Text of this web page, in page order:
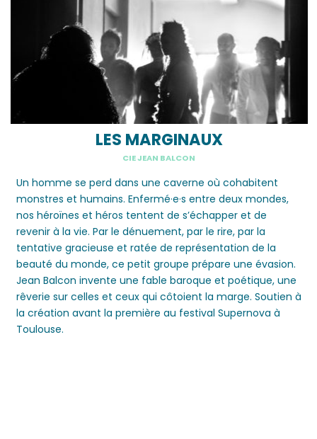
LES MARGINAUX
CIE JEAN BALCON
Un homme se perd dans une caverne où cohabitent
monstres et humains. Enfermé·e·s entre deux mondes,
nos héroïnes et héros tentent de s’échapper et de
revenir à la vie. Par le dénuement, par le rire, par la
tentative gracieuse et ratée de représentation de la
beauté du monde, ce petit groupe prépare une évasion.
Jean Balcon invente une fable baroque et poétique, une
rêverie sur celles et ceux qui côtoient la marge. Soutien à
la création avant la première au festival Supernova à
Toulouse.